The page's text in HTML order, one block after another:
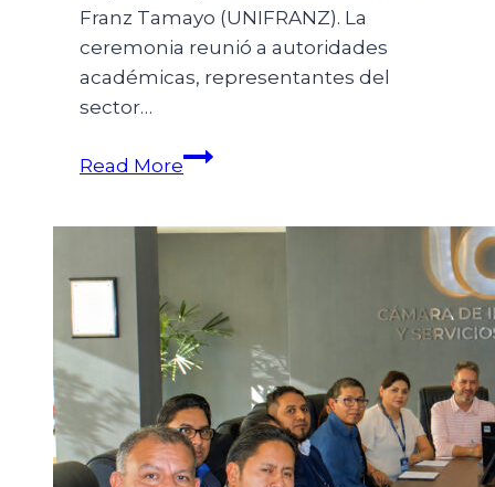
Franz Tamayo (UNIFRANZ). La
ceremonia reunió a autoridades
académicas, representantes del
sector…
Read More